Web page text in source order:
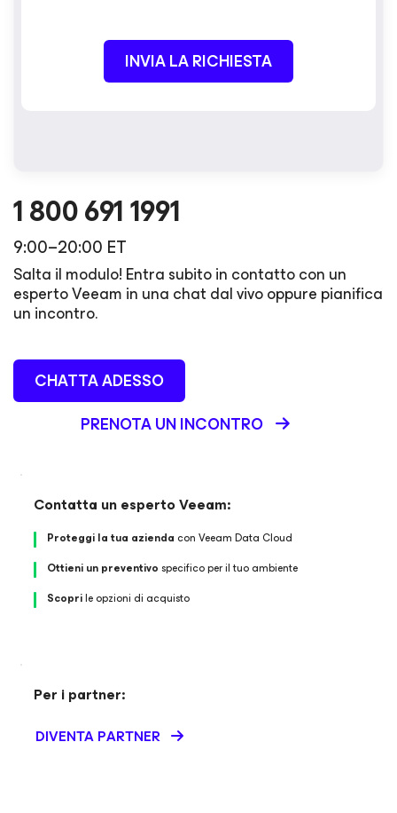
INVIA LA RICHIESTA
1 800 691 1991
9:00–20:00 ET
Salta il modulo! Entra subito in contatto con un
esperto Veeam in una chat dal vivo oppure pianifica
un incontro.
CHATTA ADESSO
PRENOTA UN INCONTRO
Contatta un esperto Veeam:
Proteggi la tua azienda con Veeam Data Cloud
Ottieni un preventivo specifico per il tuo ambiente
Scoprile opzioni di acquisto
Per i partner:
DIVENTA PARTNER